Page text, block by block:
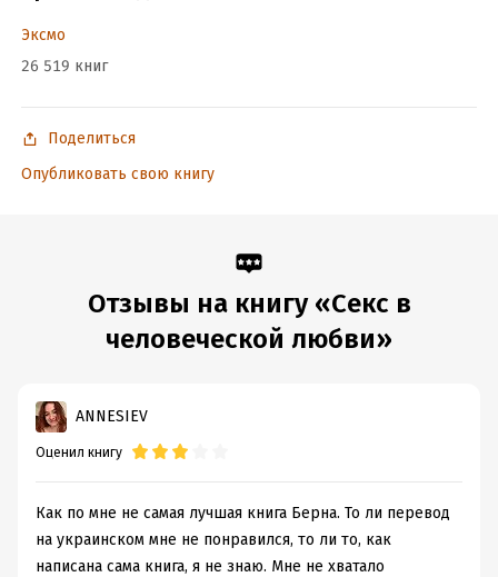
В формате a4.pdf сохранен издательский макет.
Дата написания:
Объем:516196
Время на чтение: 8ч.
Эксмо
26 519 книг
Поделиться
Опубликовать свою книгу
Отзывы на книгу «Секс в
человеческой любви»
ANNESIEV
Оценил книгу
Как по мне не самая лучшая книга Берна. То ли перевод
на украинском мне не понравился, то ли то, как
написана сама книга, я не знаю. Мне не хватало